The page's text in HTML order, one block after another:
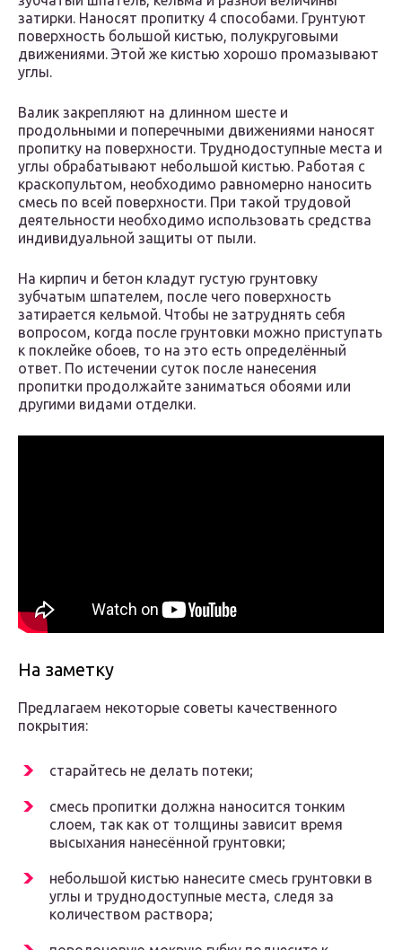
затирки. Наносят пропитку 4 способами. Грунтуют
поверхность большой кистью, полукруговыми
движениями. Этой же кистью хорошо промазывают
углы.
Валик закрепляют на длинном шесте и
продольными и поперечными движениями наносят
пропитку на поверхности. Труднодоступные места и
углы обрабатывают небольшой кистью. Работая с
краскопультом, необходимо равномерно наносить
смесь по всей поверхности. При такой трудовой
деятельности необходимо использовать средства
индивидуальной защиты от пыли.
На кирпич и бетон кладут густую грунтовку
зубчатым шпателем, после чего поверхность
затирается кельмой. Чтобы не затруднять себя
вопросом, когда после грунтовки можно приступать
к поклейке обоев, то на это есть определённый
ответ. По истечении суток после нанесения
пропитки продолжайте заниматься обоями или
другими видами отделки.
На заметку
Предлагаем некоторые советы качественного
покрытия:
старайтесь не делать потеки;
смесь пропитки должна наносится тонким
слоем, так как от толщины зависит время
высыхания нанесённой грунтовки;
небольшой кистью нанесите смесь грунтовки в
углы и труднодоступные места, следя за
количеством раствора;